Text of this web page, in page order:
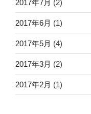
2017年7月 (2)
2017年6月 (1)
2017年5月 (4)
2017年3月 (2)
2017年2月 (1)